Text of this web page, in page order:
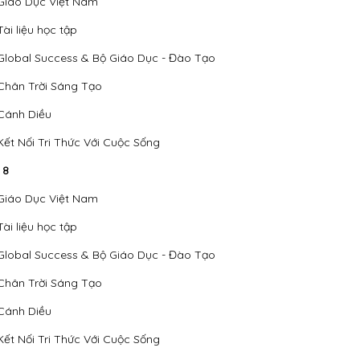
liệu học tập
Success & Bộ Giáo Dục - Đào Tạo
Trời Sáng Tạo
Diều
Nối Tri Thức Với Cuộc Sống
8
Dục Việt Nam
liệu học tập
Success & Bộ Giáo Dục - Đào Tạo
Trời Sáng Tạo
Diều
Nối Tri Thức Với Cuộc Sống